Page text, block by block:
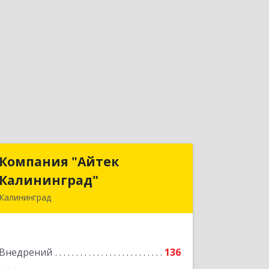
Компания "Айтек
Калининград"
Калининград
Внедрений
136
Компания "Айтек
Калининград"